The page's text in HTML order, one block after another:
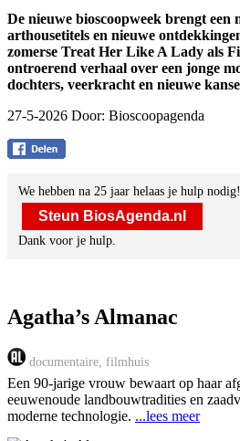
De nieuwe bioscoopweek brengt een
arthousetitels en nieuwe
zomerse Treat Her Like A Lady als
ontroerend verhaal over een jonge
dochters, veerkracht en nieuwe
27-5-2026 Door: Bioscoopagenda
We hebben na 25 jaar helaas je hulp nodig!
Steun BiosAgenda.nl
Dank voor je hulp.
Agatha’s Almanac
documentaire, filmhuis
Een 90-jarige vrouw bewaart op haar
eeuwenoude landbouwtradities en
moderne technologie. ...lees meer